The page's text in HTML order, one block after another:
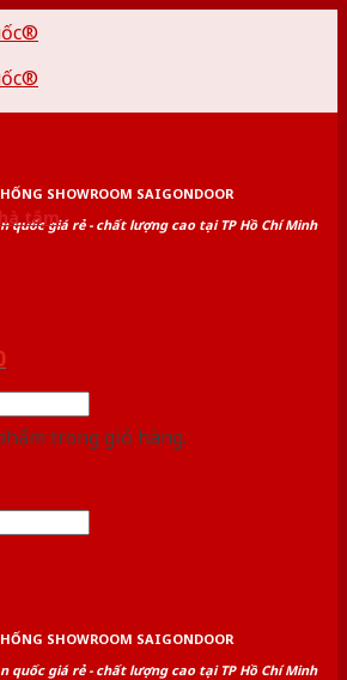
SHOWROOM SAIGONDOOR
quốc giá rẻ - chất lượng cao tại TP Hồ Chí Minh
tắm
trong giỏ hàng.
SHOWROOM SAIGONDOOR
quốc giá rẻ - chất lượng cao tại TP Hồ Chí Minh